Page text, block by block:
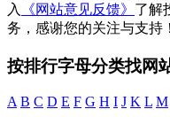
入
《网站意见反馈》 了解
务，感谢您的关注与支持！
按排行字母分类找网
A B C D E F G H I J K L M